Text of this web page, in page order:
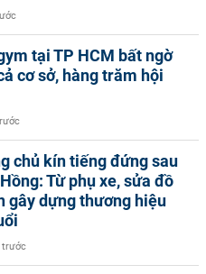
tại TP HCM bất ngờ
cơ sở, hàng trăm hội
chủ kín tiếng đứng sau
Từ phụ xe, sửa đồ
gây dựng thương hiệu
trước